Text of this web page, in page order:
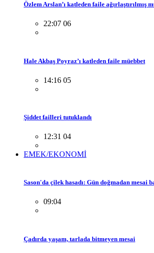
Özlem Arslan’ı katleden faile ağırlaştırılmış
22:07 06
Hale Akbaş Poyraz’ı katleden faile müebbet
14:16 05
Şiddet failleri tutuklandı
12:31 04
EMEK/EKONOMİ
Sason'da çilek hasadı: Gün doğmadan mesai
09:04
Çadırda yaşam, tarlada bitmeyen mesai